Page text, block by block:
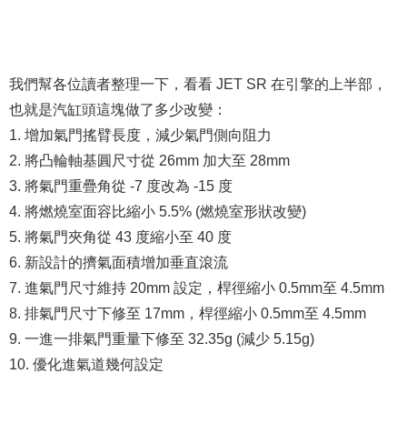
我們幫各位讀者整理一下，看看 JET SR 在引擎的上半部，
也就是汽缸頭這塊做了多少改變：
1. 增加氣門搖臂長度，減少氣門側向阻力
2. 將凸輪軸基圓尺寸從 26mm 加大至 28mm
3. 將氣門重疊角從 -7 度改為 -15 度
4. 將燃燒室面容比縮小 5.5% (燃燒室形狀改變)
5. 將氣門夾角從 43 度縮小至 40 度
6. 新設計的擠氣面積增加垂直滾流
7. 進氣門尺寸維持 20mm 設定，桿徑縮小 0.5mm至 4.5mm
8. 排氣門尺寸下修至 17mm，桿徑縮小 0.5mm至 4.5mm
9. 一進一排氣門重量下修至 32.35g (減少 5.15g)
10. 優化進氣道幾何設定